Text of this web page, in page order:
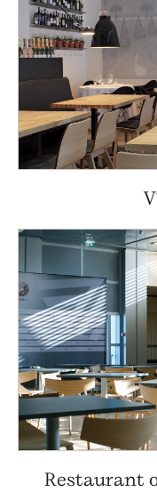
Restaurant